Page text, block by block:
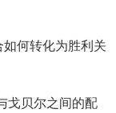
何转化为胜利关
戈贝尔之间的配